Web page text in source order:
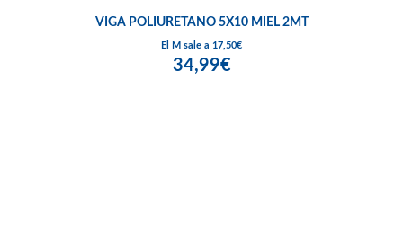
VIGA POLIURETANO 5X10 MIEL 2MT
El M sale a 17,50€
34,99€